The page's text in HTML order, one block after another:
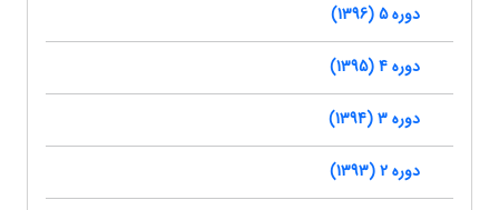
دوره 5 (1396)
دوره 4 (1395)
دوره 3 (1394)
دوره 2 (1393)